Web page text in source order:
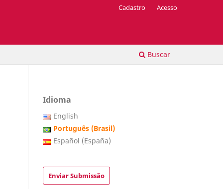
Buscar
Cadastro Acesso
Idioma
English
Português (Brasil)
Español (España)
Enviar Submissão